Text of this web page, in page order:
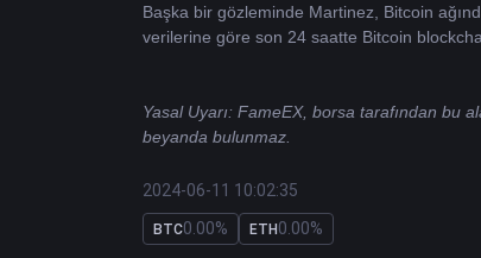
Başka bir gözleminde Martinez, Bitcoin
verilerine göre son 24 saatte Bitcoin
Yasal Uyarı: FameEX, borsa tarafından bu
beyanda bulunmaz.
2024-06-11 10:02:35
BTC0.00% ETH0.00%